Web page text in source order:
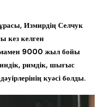
Измирдің Селчук
кез келген
9000 жыл бойы
римдік, шығыс
куәсі болды.